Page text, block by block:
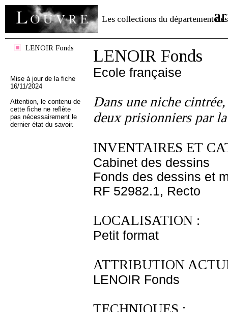
Les collections du département des
LENOIR Fonds
Mise à jour de la fiche
16/11/2024
Attention, le contenu de
cette fiche ne reflète
pas nécessairement le
dernier état du savoir.
LENOIR Fonds
Ecole française
Dans une niche
deux prisionniers par
INVENTAIRES ET
Cabinet des dessins
Fonds des dessins et
RF 52982.1, Recto
LOCALISATION :
Petit format
ATTRIBUTION
LENOIR Fonds
TECHNIQUES :